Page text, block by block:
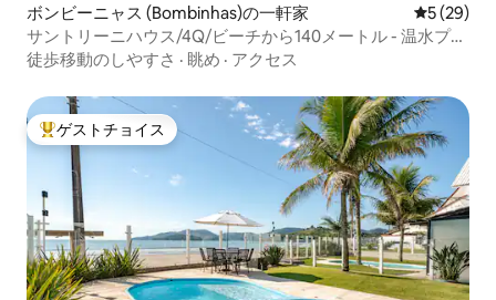
ボンビーニャス (Bombinhas)の一軒家 レビュー
5 (29)
サントリーニハウス/4Q/ビーチから140メートル - 温水プー
ル
徒歩移動のしやすさ · 眺め · アクセス
大好評のゲストチョイスです。
ゲストチョイス